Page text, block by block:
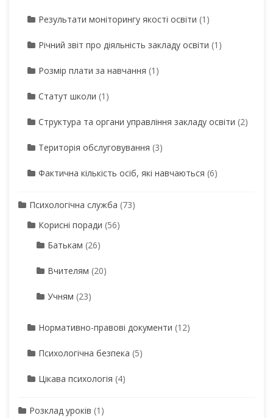
Результати моніторингу якості освіти (1)
Річний звіт про діяльність закладу освіти (1)
Розмір плати за навчання (1)
Статут школи (1)
Структура та органи управління закладу освіти (2)
Територія обслуговування (3)
Фактична кількість осіб, які навчаються (6)
Психологічна служба (73)
Корисні поради (56)
Батькам (26)
Вчителям (20)
Учням (23)
Нормативно-правові документи (12)
Психологічна безпека (5)
Цікава психологія (4)
Розклад уроків (1)